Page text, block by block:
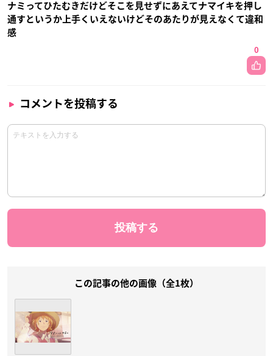
ナミってひたむきだけどそこを見せずにあえてナマイキを押し
通すというか上手くいえないけどそのあたりが見えなくて違和
感
0
コメントを投稿する
この記事の他の画像（全1枚）